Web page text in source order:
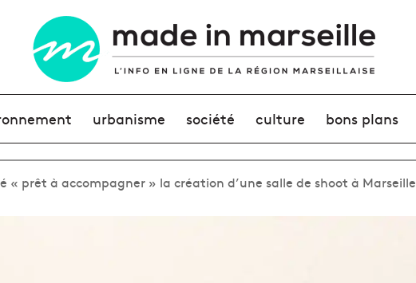
urbanisme société culture bons plans
« prêt à accompagner » la création d’une salle de shoot à Marseille